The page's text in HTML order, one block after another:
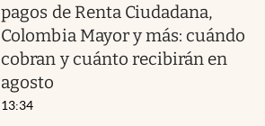
pagos de Renta Ciudadana,
Colombia Mayor y más: cuándo
cobran y cuánto recibirán en
agosto
13:34